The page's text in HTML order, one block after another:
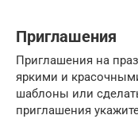
Приглашения
Приглашения на
яркими и
шаблоны или
приглашения